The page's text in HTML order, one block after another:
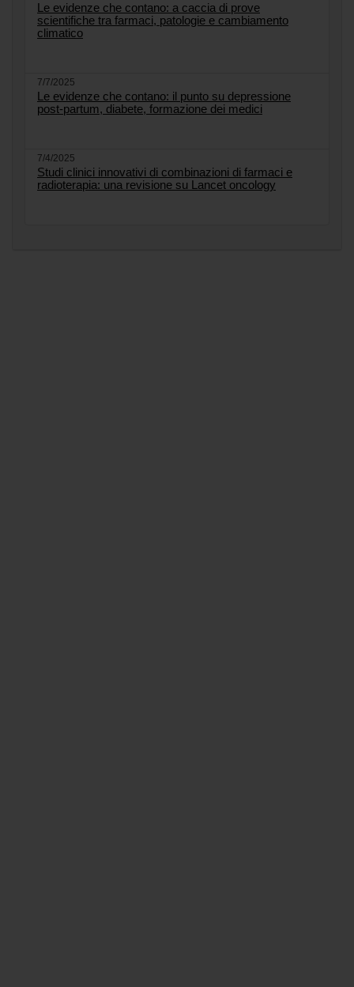
Le evidenze che contano: a caccia di prove
scientifiche tra farmaci, patologie e cambiamento
climatico
7/7/2025
Le evidenze che contano: il punto su depressione
post-partum, diabete, formazione dei medici
7/4/2025
Studi clinici innovativi di combinazioni di farmaci e
radioterapia: una revisione su Lancet oncology